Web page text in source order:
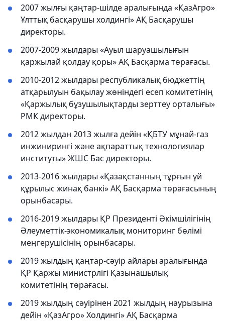
2007 жылғы қаңтар-шілде аралығында «ҚазАгро»
Ұлттық басқарушы холдингі» АҚ Басқарушы
директоры.
2007-2009 жылдары «Ауыл шаруашылығын
қаржылай қолдау қоры» АҚ Басқарма төрағасы.
2010-2012 жылдары республикалық бюджеттің
атқарылуын бақылау жөніндегі есеп комитетінің
«Қаржылық бұзушылықтарды зерттеу орталығы»
РМК директоры.
2012 жылдан 2013 жылға дейін «ҚБТУ мұнай-газ
инжинирингі және ақпараттық технологиялар
институты» ЖШС Бас директоры.
2013-2016 жылдары «Қазақстанның тұрғын үй
құрылыс жинақ банкі» АҚ Басқарма төрағасының
орынбасары.
2016-2019 жылдары ҚР Президенті Әкімшілігінің
Әлеуметтік-экономикалық мониторинг бөлімі
меңгерушісінің орынбасары.
2019 жылдың қаңтар-сәуір айлары аралығында
ҚР Қаржы министрлігі Қазынашылық
комитетінің төрағасы.
2019 жылдың сәуірінен 2021 жылдың наурызына
дейін «ҚазАгро» Холдингі» АҚ Басқарма